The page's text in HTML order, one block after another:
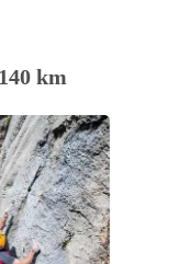
km